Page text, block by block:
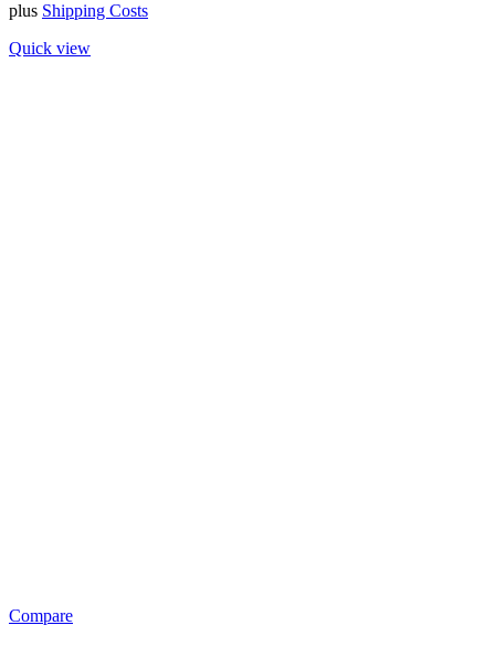
plus Shipping Costs
Quick view
Compare